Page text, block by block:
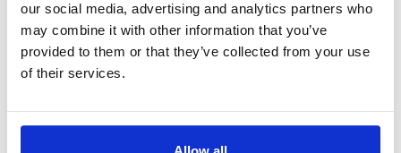
our social media, advertising and analytics partners who
may combine it with other information that you’ve
provided to them or that they’ve collected from your use
of their services.
Metal production worker (with
experience) Westerhaar, Hollandiában
Available positions:2/2